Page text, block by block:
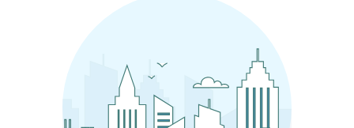
閉じる